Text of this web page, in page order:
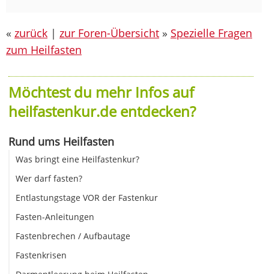
« zurück | zur Foren-Übersicht » Spezielle Fragen
zum Heilfasten
Möchtest du mehr Infos auf
heilfastenkur.de entdecken?
Rund ums Heilfasten
Was bringt eine Heilfastenkur?
Wer darf fasten?
Entlastungstage VOR der Fastenkur
Fasten-Anleitungen
Fastenbrechen / Aufbautage
Fastenkrisen